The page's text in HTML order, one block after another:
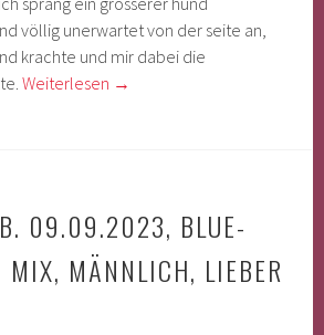
völlig unerwartet von der seite an,
krachte und mir dabei die
Weiterlesen →
09.09.2023, BLUE-
MÄNNLICH, LIEBER